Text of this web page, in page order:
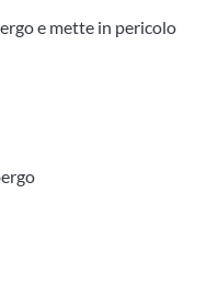
e mette in pericolo